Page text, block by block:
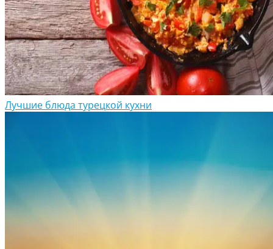
Лучшие блюда турецкой кухни